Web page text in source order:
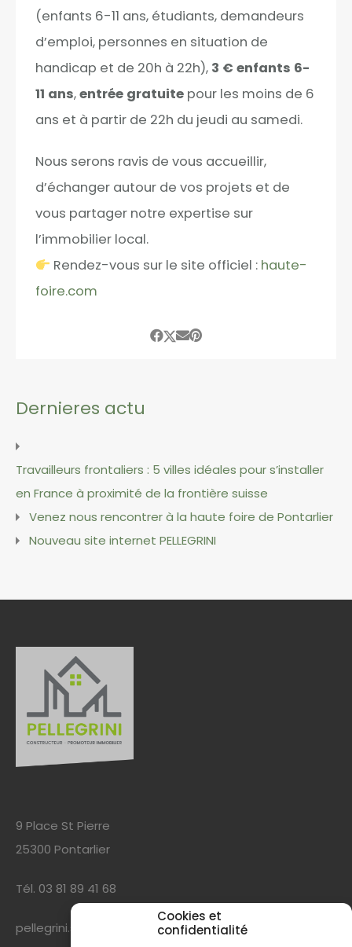
Cookies et
confidentialité
(enfants 6-11 ans, étudiants, demandeurs
d’emploi, personnes en situation de
handicap et de 20h à 22h), 3 € enfants 6-
11 ans,entrée gratuite pour les moins de 6
ans et à partir de 22h du jeudi au samedi.
Nous serons ravis de vous accueillir,
d’échanger autour de vos projets et de
vous partager notre expertise sur
l’immobilier local.
Rendez-vous sur le site officiel : haute-
foire.com
Dernieres actu
Travailleurs frontaliers : 5 villes idéales pour s’installer
en France à proximité de la frontière suisse
Venez nous rencontrer à la haute foire de Pontarlier
Nouveau site internet PELLEGRINI
9 Place St Pierre
25300 Pontarlier
Tél. 03 81 89 41 68
pellegrini.sarl@wanadoo.fr